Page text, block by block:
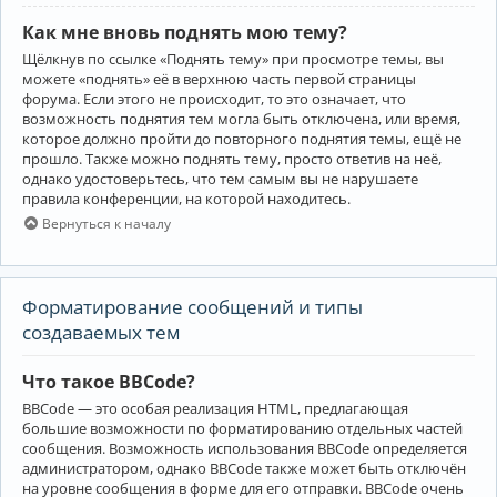
Как мне вновь поднять мою тему?
Щёлкнув по ссылке «Поднять тему» при просмотре темы, вы
можете «поднять» её в верхнюю часть первой страницы
форума. Если этого не происходит, то это означает, что
возможность поднятия тем могла быть отключена, или время,
которое должно пройти до повторного поднятия темы, ещё не
прошло. Также можно поднять тему, просто ответив на неё,
однако удостоверьтесь, что тем самым вы не нарушаете
правила конференции, на которой находитесь.
Вернуться к началу
Форматирование сообщений и типы
создаваемых тем
Что такое BBCode?
BBCode — это особая реализация HTML, предлагающая
большие возможности по форматированию отдельных частей
сообщения. Возможность использования BBCode определяется
администратором, однако BBCode также может быть отключён
на уровне сообщения в форме для его отправки. BBCode очень